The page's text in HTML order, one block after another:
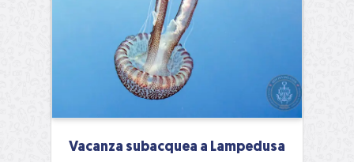
Vacanza subacquea a Lampedusa